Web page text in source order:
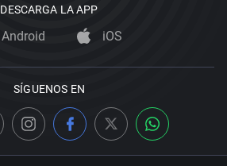
DESCARGA LA APP
Android iOS
SÍGUENOS EN